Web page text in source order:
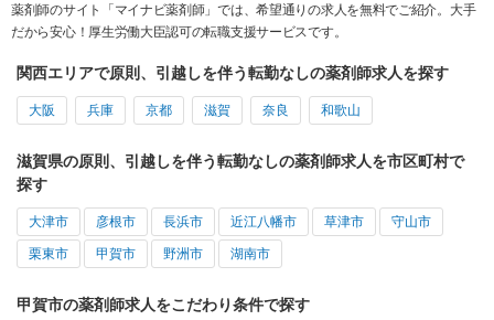
薬剤師のサイト「マイナビ薬剤師」では、希望通りの求人を無料でご紹介。大手
だから安心！厚生労働大臣認可の転職支援サービスです。
関西エリアで原則、引越しを伴う転勤なしの薬剤師求人を探す
大阪 兵庫 京都 滋賀 奈良 和歌山
滋賀県の原則、引越しを伴う転勤なしの薬剤師求人を市区町村で
探す
大津市 彦根市 長浜市 近江八幡市 草津市 守山市
栗東市 甲賀市 野洲市 湖南市
甲賀市の薬剤師求人をこだわり条件で探す